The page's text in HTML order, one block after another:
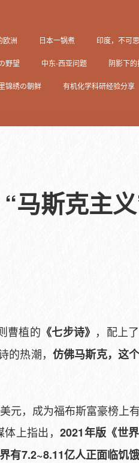
欧洲 日本一锅煮 印度，不可
野望 中东-西亚问题 阴影下
锦绣の朝鲜 有机化学科研经验分享
马斯克主
曹植的 《七步诗》 ，配上
热潮， 仿佛马斯克，这
元，成为福布斯富豪榜上
体上指出，2021年版《世
有7.2~8.11亿人正面临饥饿